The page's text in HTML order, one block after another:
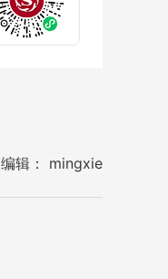
编辑： mingxie